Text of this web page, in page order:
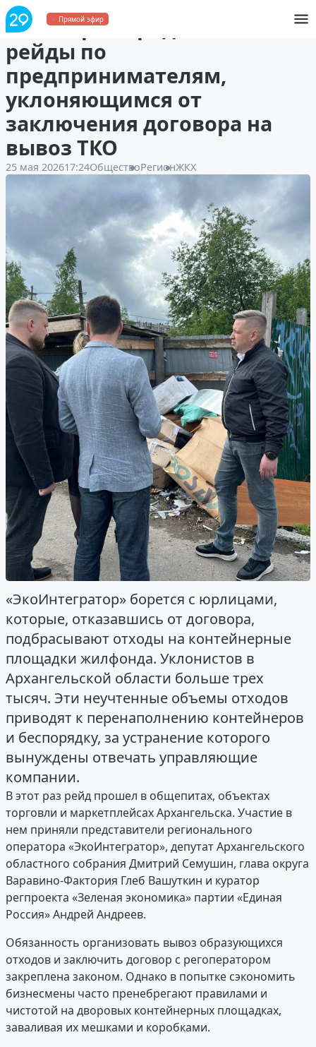
Прямой эфир
В Поморье продолжаются
рейды по
предпринимателям,
уклоняющимся от
заключения договора на
вывоз ТКО
25 мая 202617:24ОбществоРегионЖКХ
«ЭкоИнтегратор» борется с юрлицами,
которые, отказавшись от договора,
подбрасывают отходы на контейнерные
площадки жилфонда. Уклонистов в
Архангельской области больше трех
тысяч. Эти неучтенные объемы отходов
приводят к перенаполнению контейнеров
и беспорядку, за устранение которого
вынуждены отвечать управляющие
компании.
В этот раз рейд прошел в общепитах, объектах
торговли и маркетплейсах Архангельска. Участие в
нем приняли представители регионального
оператора «ЭкоИнтегратор», депутат Архангельского
областного собрания Дмитрий Семушин, глава округа
Варавино-Фактория Глеб Вашуткин и куратор
регпроекта «Зеленая экономика» партии «Единая
Россия» Андрей Андреев.
Обязанность организовать вывоз образующихся
отходов и заключить договор с регоператором
закреплена законом. Однако в попытке сэкономить
бизнесмены часто пренебрегают правилами и
чистотой на дворовых контейнерных площадках,
заваливая их мешками и коробками.